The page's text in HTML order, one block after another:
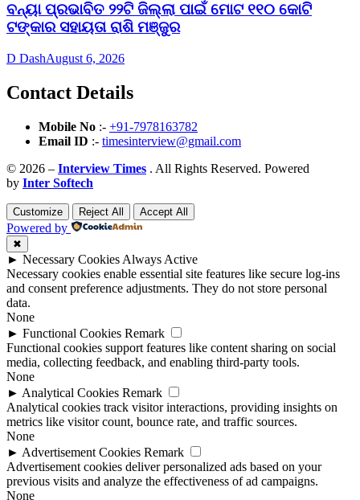
ବନ୍ୟା ପ୍ରଭାବିତ ୨୨ଟି ଜିଲ୍ଲା ପାଇଁ ମୋଟ ୧୧୦ କୋଟି
ଟଙ୍କାର ସହାୟତା ରାଶି ମଞ୍ଜୁର
D DashAugust 6, 2026
Contact Details
Mobile No :- +91-7978163782
Email ID :- timesinterview@gmail.com
© 2026 – Interview Times . All Rights Reserved. Powered
by Inter Softech
Customize Reject All Accept All
Powered by
✖
► Necessary Cookies Always Active
Necessary cookies enable essential site features like secure log-ins
and consent preference adjustments. They do not store personal
data.
None
► Functional Cookies Remark
Functional cookies support features like content sharing on social
media, collecting feedback, and enabling third-party tools.
None
► Analytical Cookies Remark
Analytical cookies track visitor interactions, providing insights on
metrics like visitor count, bounce rate, and traffic sources.
None
► Advertisement Cookies Remark
Advertisement cookies deliver personalized ads based on your
previous visits and analyze the effectiveness of ad campaigns.
None